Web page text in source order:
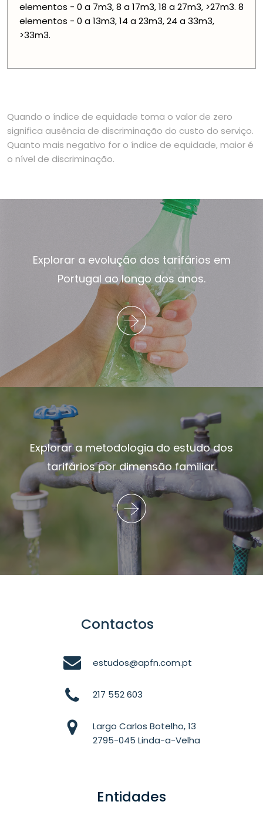
elementos - 0 a 7m3, 8 a 17m3, 18 a 27m3, >27m3. 8
elementos - 0 a 13m3, 14 a 23m3, 24 a 33m3,
>33m3.
Quando o índice de equidade toma o valor de zero
significa ausência de discriminação do custo do serviço.
Quanto mais negativo for o índice de equidade, maior é
o nível de discriminação.
Explorar a evolução dos tarifários em
Portugal ao longo dos anos.
Explorar a metodologia do estudo dos
tarifários por dimensão familiar.
Contactos
estudos@apfn.com.pt
217 552 603
Largo Carlos Botelho, 13
2795-045 Linda-a-Velha
Entidades